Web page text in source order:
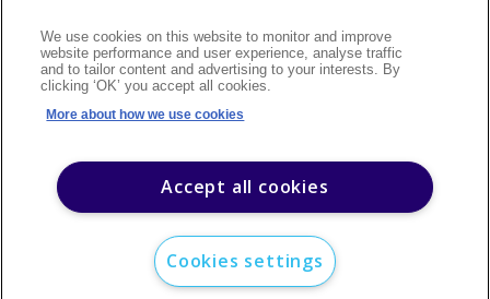
DatenschutzMarkenzeichenUrheberrecht
NutzungsbedingungenErklärung zur modernen Sklaverei
CareersKundensupport
We use cookies on this website to monitor and improve
website performance and user experience, analyse traffic
and to tailor content and advertising to your interests. By
clicking ‘OK’ you accept all cookies.
More about how we use cookies
Accept all cookies
Cookies settings